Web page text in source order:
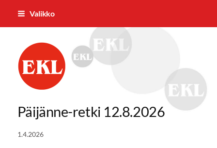
Siirry
Valikko
Parkanon Eläkkeensaajat ry
Päijänne-retki 12.8.2026
1.4.2026